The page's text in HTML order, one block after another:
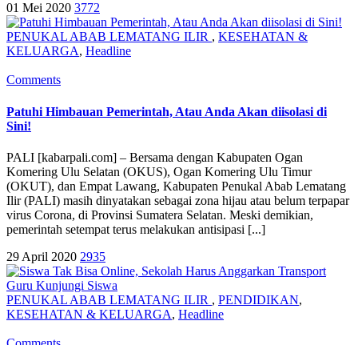
01 Mei 2020 3772
PENUKAL ABAB LEMATANG ILIR , KESEHATAN &
KELUARGA, Headline
Comments
Patuhi Himbauan Pemerintah, Atau Anda Akan diisolasi di
Sini!
PALI [kabarpali.com] – Bersama dengan Kabupaten Ogan
Komering Ulu Selatan (OKUS), Ogan Komering Ulu Timur
(OKUT), dan Empat Lawang, Kabupaten Penukal Abab Lematang
Ilir (PALI) masih dinyatakan sebagai zona hijau atau belum terpapar
virus Corona, di Provinsi Sumatera Selatan. Meski demikian,
pemerintah setempat terus melakukan antisipasi [...]
29 April 2020 2935
PENUKAL ABAB LEMATANG ILIR , PENDIDIKAN,
KESEHATAN & KELUARGA, Headline